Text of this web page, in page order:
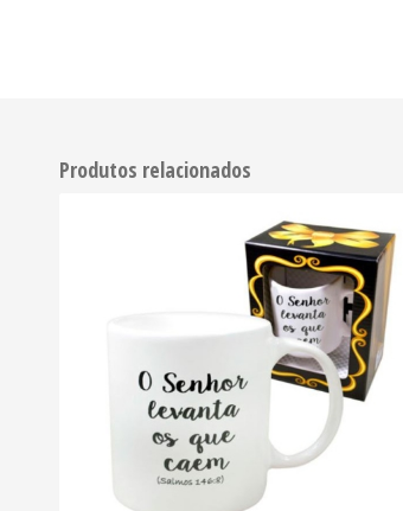
Produtos relacionados